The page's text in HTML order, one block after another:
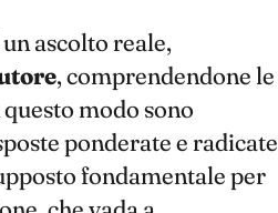
ascolto reale,
, comprendendone le
modo sono
ponderate e radicate
fondamentale per